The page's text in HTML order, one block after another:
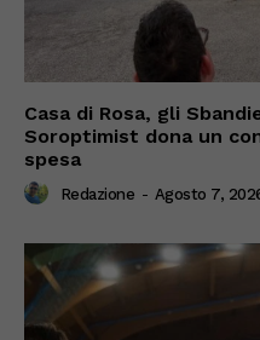
Casa di Rosa, gli
Soroptimist dona un
spesa
Redazione - Agosto 7,